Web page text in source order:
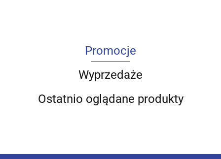
Promocje
Wyprzedaże
Ostatnio oglądane produkty